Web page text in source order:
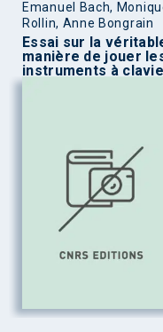
Emanuel Bach,
Rollin, Anne Bongrain
Essai sur la
manière de jouer
instruments à